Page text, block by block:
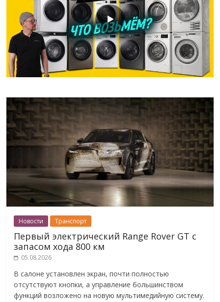
Новости Транспорт
Первый электрический Range Rover GT с
запасом хода 800 км
05.08.2026
В салоне установлен экран, почти полностью
отсутствуют кнопки, а управление большинством
функций возложено на новую мультимедийную систему.